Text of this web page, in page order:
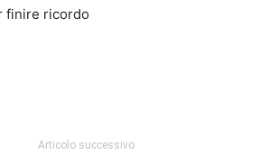
finire ricordo
Articolo successivo